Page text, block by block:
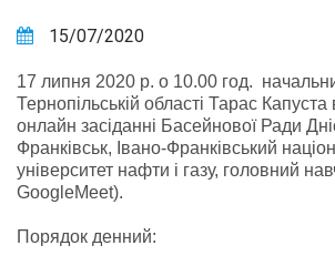
15/07/2020
17 липня 2020 р. о 10.00 год.
Тернопільській області Тарас Капуста
онлайн засіданні Басейнової Ради
Франківськ, Івано-Франківський
університет нафти і газу, головний
GoogleMeet).
Порядок денний: